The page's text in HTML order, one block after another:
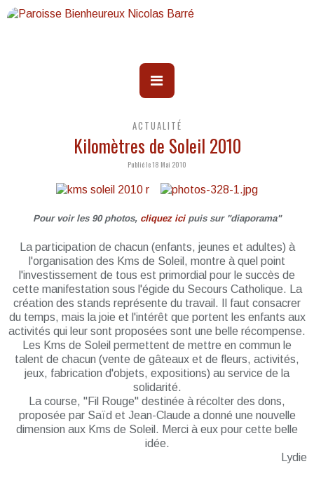
ACTUALITÉ
Kilomètres de Soleil 2010
Publié le 18 Mai 2010
Pour voir les 90 photos, cliquez icipuis sur "diaporama"
La participation de chacun (enfants, jeunes et adultes) à
l'organisation des Kms de Soleil, montre à quel point
l'investissement de tous est primordial pour le succès de
cette manifestation sous l'égide du Secours Catholique. La
création des stands représente du travail. Il faut consacrer
du temps, mais la joie et l'intérêt que portent les enfants aux
activités qui leur sont proposées sont une belle récompense.
Les Kms de Soleil permettent de mettre en commun le
talent de chacun (vente de gâteaux et de fleurs, activités,
jeux, fabrication d'objets, expositions) au service de la
solidarité.
La course, "Fil Rouge" destinée à récolter des dons,
proposée par Saïd et Jean-Claude a donné une nouvelle
dimension aux Kms de Soleil. Merci à eux pour cette belle
idée.
Lydie